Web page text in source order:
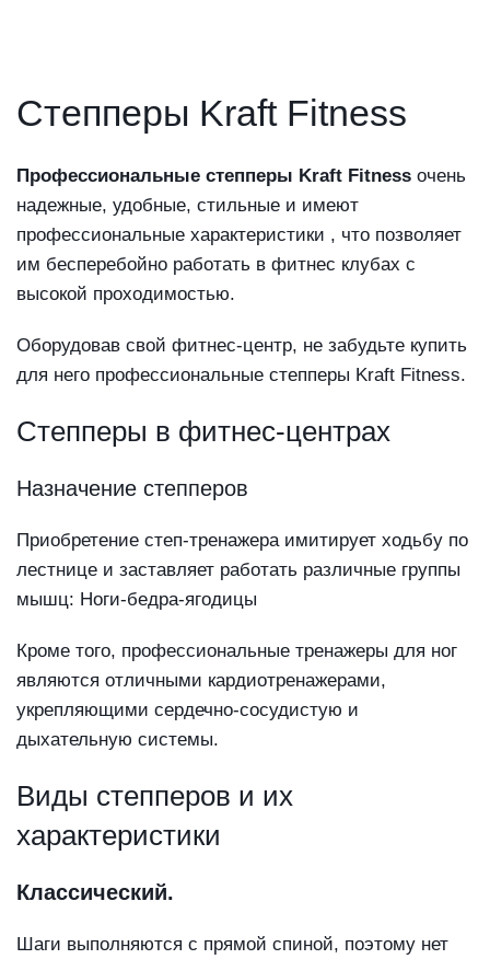
Степперы Kraft Fitness
Профессиональные степперы Kraft Fitness очень
надежные, удобные, стильные и имеют
профессиональные характеристики , что позволяет
им бесперебойно работать в фитнес клубах с
высокой проходимостью.
Оборудовав свой фитнес-центр, не забудьте купить
для него профессиональные степперы Kraft Fitness.
Степперы в фитнес-центрах
Назначение степперов
Приобретение степ-тренажера имитирует ходьбу по
лестнице и заставляет работать различные группы
мышц: Ноги-бедра-ягодицы
Кроме того, профессиональные тренажеры для ног
являются отличными кардиотренажерами,
укрепляющими сердечно-сосудистую и
дыхательную системы.
Виды степперов и их
характеристики
Классический.
Шаги выполняются с прямой спиной, поэтому нет